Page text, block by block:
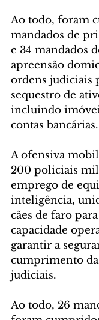
Ao todo, foram
mandados de
e 34 mandados
apreensão
ordens judiciais
sequestro de
incluindo
contas bancárias.
A ofensiva
200 policiais
emprego de
inteligência,
cães de faro
capacidade
garantir a
cumprimento
judiciais.
Ao todo, 26